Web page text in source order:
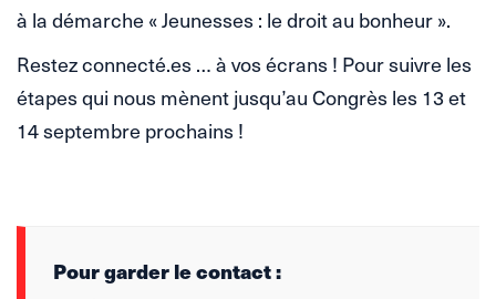
à la démarche « Jeunesses : le droit au bonheur ».
Restez connecté.es … à vos écrans ! Pour suivre les
étapes qui nous mènent jusqu’au Congrès les 13 et
14 septembre prochains !
Pour garder le contact :